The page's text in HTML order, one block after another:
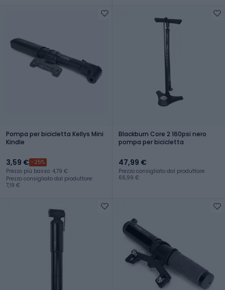
Pompa per bicicletta Kellys Mini
Kindle
3,59 € -25%
Prezzo più basso: 4,79 €
Prezzo consigliato dal produttore:
7,19 €
Blackburn Core 2 160psi nero
pompa per bicicletta
47,99 €
Prezzo consigliato dal produttore:
66,99 €